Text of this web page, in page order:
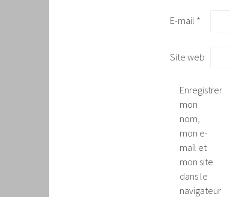
E-mail *
Site web
Enregistrer
mon
nom,
mon e-
mail et
mon site
dans le
navigateur